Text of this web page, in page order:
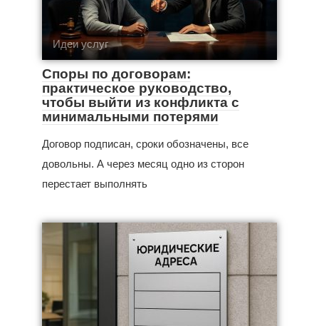
Идеи услуг
Споры по договорам:
практическое руководство,
чтобы выйти из конфликта с
минимальными потерями
Договор подписан, сроки обозначены, все
довольны. А через месяц одно из сторон
перестает выполнять